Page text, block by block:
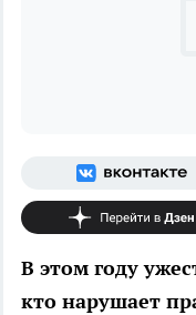
В этом году
кто нарушает